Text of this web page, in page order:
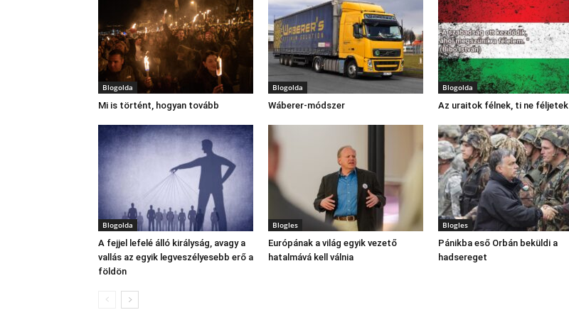
Blogolda
Mi is történt, hogyan tovább
Blogolda
Wáberer-módszer
Blogolda
Az uraitok félnek, ti ne féljetek
Blogolda
A fejjel lefelé álló királyság, avagy a
vallás az egyik legveszélyesebb erő a
földön
Blogles
Európának a világ egyik vezető
hatalmává kell válnia
Blogles
Pánikba eső Orbán beküldi a
hadsereget